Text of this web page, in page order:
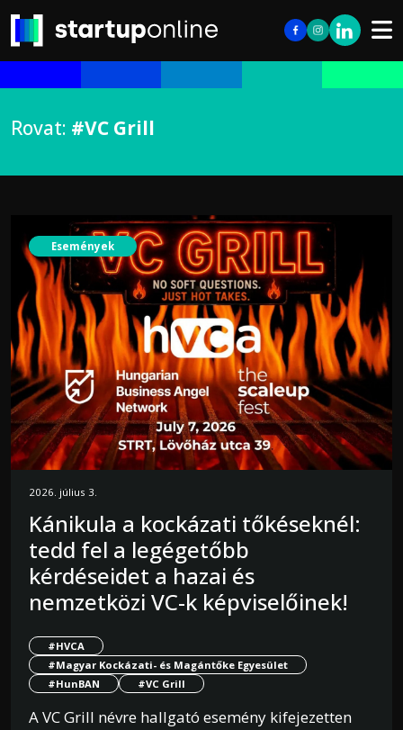
Rovat: #VC Grill
Események
2026. július 3.
Kánikula a kockázati tőkéseknél:
tedd fel a legégetőbb
kérdéseidet a hazai és
nemzetközi VC-k képviselőinek!
#HVCA
#Magyar Kockázati- és Magántőke Egyesület
#HunBAN
#VC Grill
A VC Grill névre hallgató esemény kifejezetten